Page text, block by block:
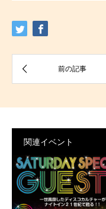
関連イベント